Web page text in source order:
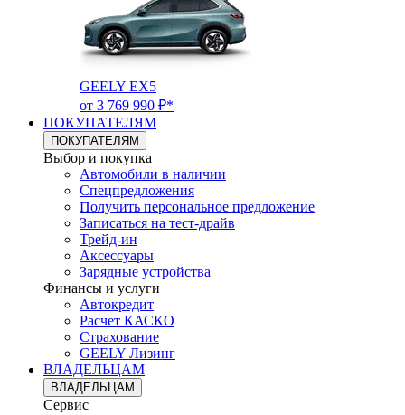
GEELY EX5
от 3 769 990 ₽*
ПОКУПАТЕЛЯМ
ПОКУПАТЕЛЯМ
Выбор и покупка
Автомобили в наличии
Спецпредложения
Получить персональное предложение
Записаться на тест-драйв
Трейд-ин
Аксессуары
Зарядные устройства
Финансы и услуги
Автокредит
Расчет КАСКО
Страхование
GEELY Лизинг
ВЛАДЕЛЬЦАМ
ВЛАДЕЛЬЦАМ
Сервис